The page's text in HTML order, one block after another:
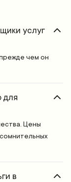
услуг
чем он
для
Цены
в